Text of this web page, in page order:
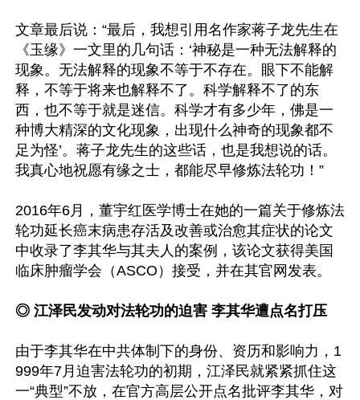
文章最后说：“最后，我想引用名作家蒋子龙先生在
《玉缘》一文里的几句话：‘神秘是一种无法解释的
现象。无法解释的现象不等于不存在。眼下不能解
释，不等于将来也解释不了。科学解释不了的东
西，也不等于就是迷信。科学才有多少年，佛是一
种博大精深的文化现象，出现什么神奇的现象都不
足为怪’。蒋子龙先生的这些话，也是我想说的话。
我真心地祝愿有缘之士，都能尽早修炼法轮功！”
2016年6月，董宇红医学博士在她的一篇关于修炼法
轮功延长癌末病患存活及改善或治愈其症状的论文
中收录了李其华与其夫人的案例，该论文获得美国
临床肿瘤学会（ASCO）接受，并在其官网发表。
◎ 江泽民发动对法轮功的迫害 李其华遭点名打压
由于李其华在中共体制下的身份、资历和影响力，1
999年7月迫害法轮功的初期，江泽民就紧紧抓住这
一“典型”不放，在官方高层公开点名批评李其华，对